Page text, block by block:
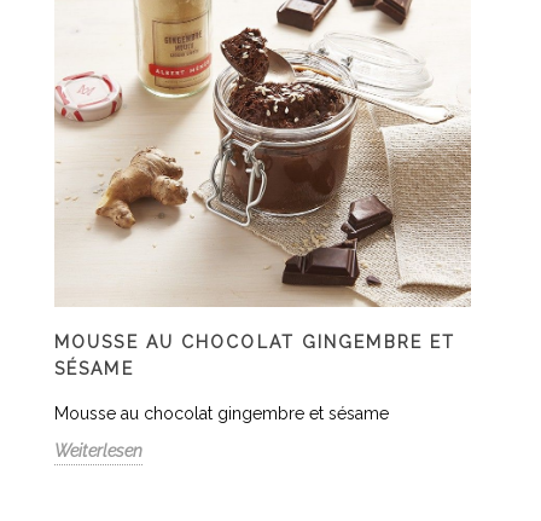
MOUSSE AU CHOCOLAT GINGEMBRE ET
SÉSAME
Mousse au chocolat gingembre et sésame
Weiterlesen